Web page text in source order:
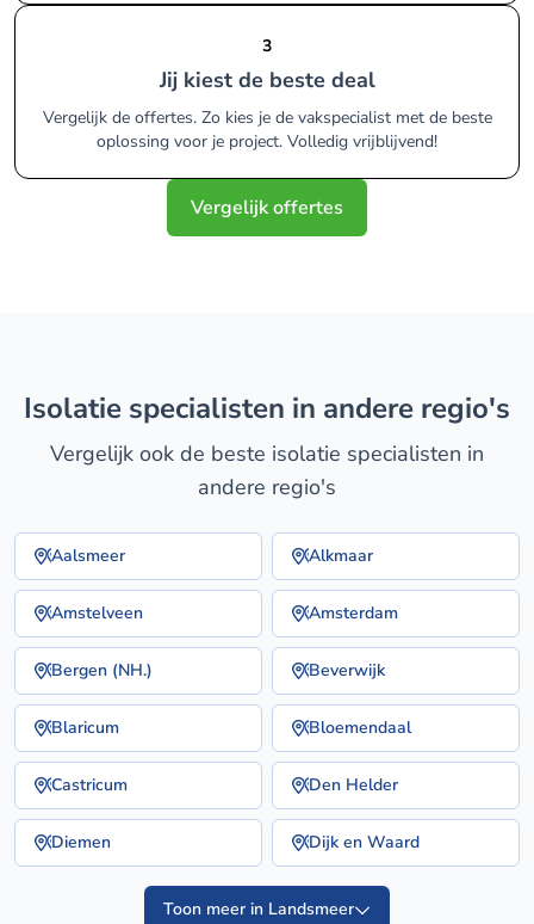
3
Jij kiest de beste deal
Vergelijk de offertes. Zo kies je de vakspecialist met de beste
oplossing voor je project. Volledig vrijblijvend!
Vergelijk offertes
isolatie specialisten in andere regio's
Vergelijk ook de beste isolatie specialisten in
andere regio's
Aalsmeer Alkmaar
Amstelveen Amsterdam
Bergen (NH.) Beverwijk
Blaricum Bloemendaal
Castricum Den Helder
Diemen Dijk en Waard
Toon meer in Landsmeer